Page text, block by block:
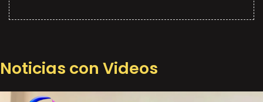
Noticias con Videos